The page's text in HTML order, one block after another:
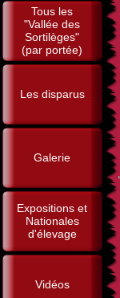
Tous les
"Vallée des
Sortilèges"
(par portée)
Les disparus
Galerie
Expositions et
Nationales
d'élevage
Vidéos